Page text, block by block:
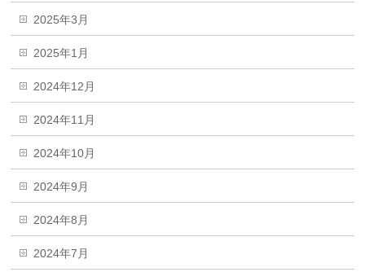
2025年3月
2025年1月
2024年12月
2024年11月
2024年10月
2024年9月
2024年8月
2024年7月